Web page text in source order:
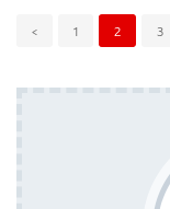
< 1 2 3